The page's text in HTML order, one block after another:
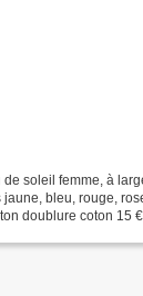
soleil femme, à
bleu, rouge,
doublure coton 15